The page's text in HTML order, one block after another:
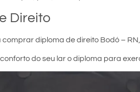
Direito
diploma de direito Bodó –
do seu lar o diploma para